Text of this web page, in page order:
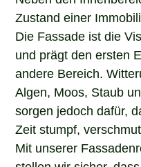
Zustand einer
Die Fassade ist die
und prägt den ersten
andere Bereich.
Algen, Moos, Staub
sorgen jedoch dafür,
Zeit stumpf,
Mit unserer
stellen wir sicher,